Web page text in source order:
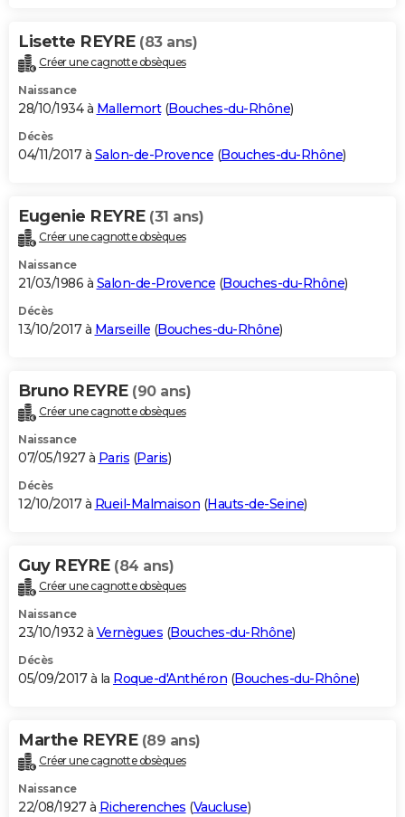
Lisette REYRE (83 ans)
Créer une cagnotte obsèques
Naissance
28/10/1934 à Mallemort(Bouches-du-Rhône)
Décès
04/11/2017 à Salon-de-Provence (Bouches-du-Rhône)
Eugenie REYRE (31 ans)
Créer une cagnotte obsèques
Naissance
21/03/1986 à Salon-de-Provence (Bouches-du-Rhône)
Décès
13/10/2017 à Marseille (Bouches-du-Rhône)
Bruno REYRE (90 ans)
Créer une cagnotte obsèques
Naissance
07/05/1927 à Paris (Paris)
Décès
12/10/2017 à Rueil-Malmaison (Hauts-de-Seine)
Guy REYRE (84 ans)
Créer une cagnotte obsèques
Naissance
23/10/1932 à Vernègues (Bouches-du-Rhône)
Décès
05/09/2017 à la Roque-d'Anthéron (Bouches-du-Rhône)
Marthe REYRE (89 ans)
Créer une cagnotte obsèques
Naissance
22/08/1927 à Richerenches (Vaucluse)